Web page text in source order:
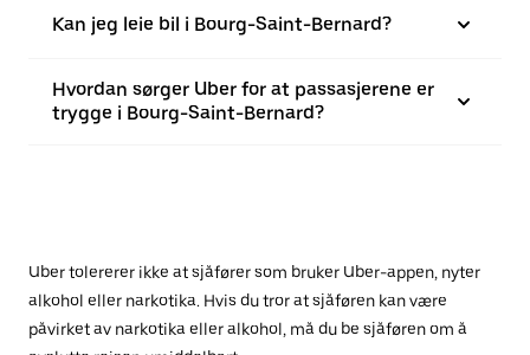
Kan jeg leie bil i Bourg-Saint-Bernard?
Hvordan sørger Uber for at passasjerene er
trygge i Bourg-Saint-Bernard?
Uber tolererer ikke at sjåfører som bruker Uber-appen, nyter
alkohol eller narkotika. Hvis du tror at sjåføren kan være
påvirket av narkotika eller alkohol, må du be sjåføren om å